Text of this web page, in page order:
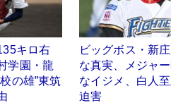
キロ右
学園・龍
の雄”東筑
ビッグボス・新
な真実、メジャ
なイジメ、白人
迫害